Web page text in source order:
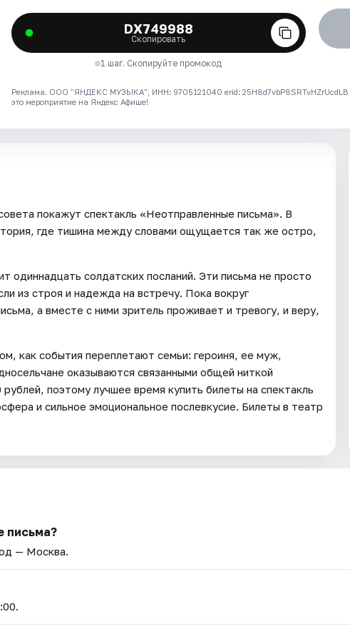
DX749988
Скопировать
1 шаг. Скопируйте промокод
Реклама. ООО "ЯНДЕКС МУЗЫКА", ИНН: 9705121040 erid: 25H8d7vbP8SRTvHZrUcdLB
это мероприятие на Яндекс Афише!
покажут спектакль «Неотправленные письма». В
где тишина между словами ощущается так же остро,
солдатских посланий. Эти письма не просто
из строя и надежда на встречу. Пока вокруг
а вместе с ними зритель проживает и тревогу, и веру,
как события переплетают семьи: героиня, ее муж,
оказываются связанными общей ниткой
поэтому лучшее время купить билеты на спектакль
и сильное эмоциональное послевкусие. Билеты в театр
письма?
— Москва.